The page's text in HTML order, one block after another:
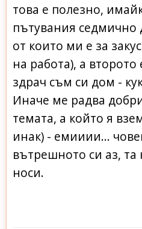
това е полезно,
пътувания
от които ми е за
на работа), а
здрач съм си дом -
Иначе ме радва
темата, а който я
инак) - емииии...
вътрешното си аз, та
носи.